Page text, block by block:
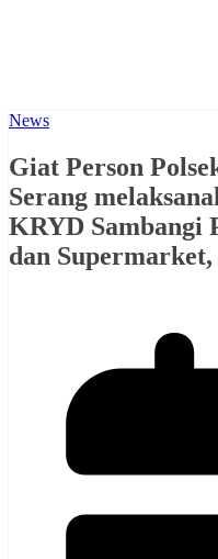
News
Giat Person
Serang
KRYD Sambangi
dan Supermarket,